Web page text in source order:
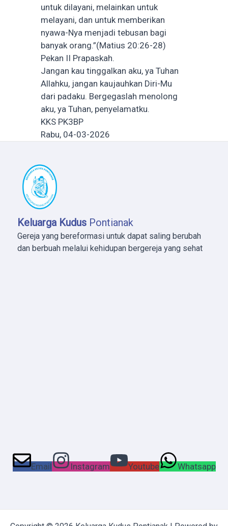
untuk dilayani, melainkan untuk
melayani, dan untuk memberikan
nyawa-Nya menjadi tebusan bagi
banyak orang.”(Matius 20:26-28)
Pekan II Prapaskah.
Jangan kau tinggalkan aku, ya Tuhan
Allahku, jangan kaujauhkan Diri-Mu
dari padaku. Bergegaslah menolong
aku, ya Tuhan, penyelamatku.
KKS PK3BP
Rabu, 04-03-2026
Keluarga Kudus Pontianak
Gereja yang bereformasi untuk dapat saling berubah
dan berbuah melalui kehidupan bergereja yang sehat
Email Instagram Youtube Whatsapp